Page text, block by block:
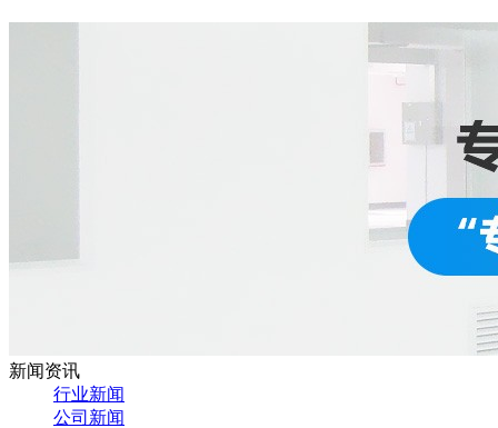
新闻资讯
行业新闻
公司新闻